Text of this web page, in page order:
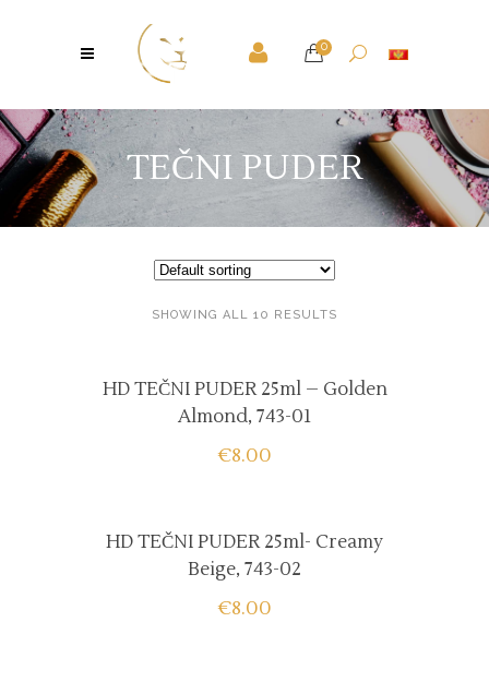
0
TEČNI PUDER
SHOWING ALL 10 RESULTS
HD TEČNI PUDER 25ml – Golden
Almond, 743-01
€8.00
HD TEČNI PUDER 25ml- Creamy
Beige, 743-02
€8.00